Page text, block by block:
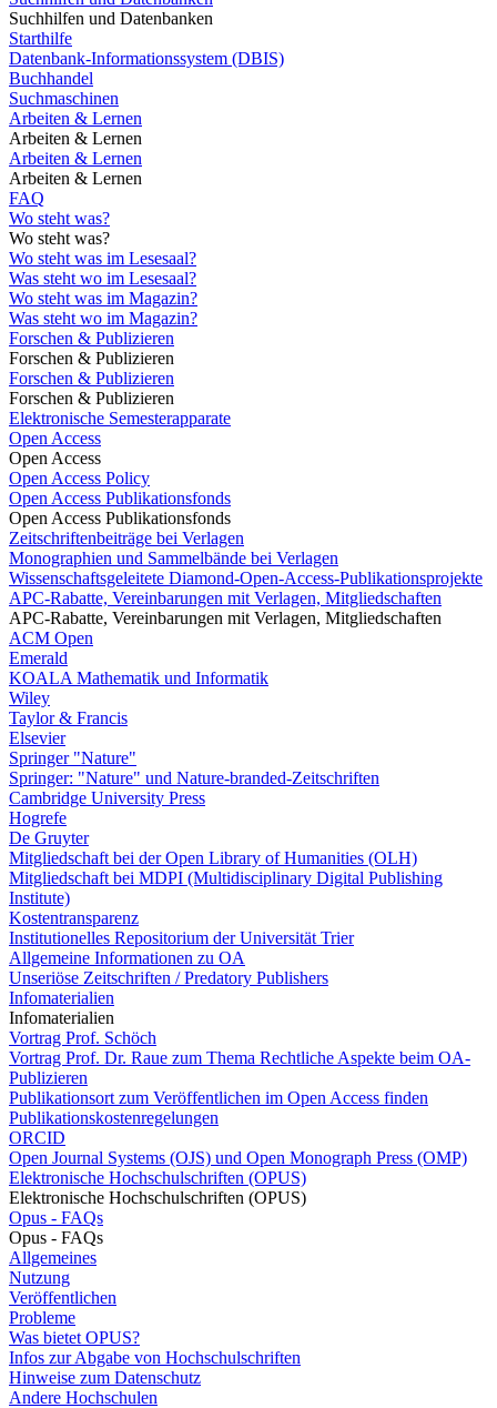
Suchhilfen und Datenbanken
Starthilfe
Datenbank-Informationssystem (DBIS)
Buchhandel
Suchmaschinen
Arbeiten & Lernen
Arbeiten & Lernen
Arbeiten & Lernen
Arbeiten & Lernen
FAQ
Wo steht was?
Wo steht was?
Wo steht was im Lesesaal?
Was steht wo im Lesesaal?
Wo steht was im Magazin?
Was steht wo im Magazin?
Forschen & Publizieren
Forschen & Publizieren
Forschen & Publizieren
Forschen & Publizieren
Elektronische Semesterapparate
Open Access
Open Access
Open Access Policy
Open Access Publikationsfonds
Open Access Publikationsfonds
Zeitschriftenbeiträge bei Verlagen
Monographien und Sammelbände bei Verlagen
Wissenschaftsgeleitete Diamond-Open-Access-Publikationsprojekte
APC-Rabatte, Vereinbarungen mit Verlagen, Mitgliedschaften
APC-Rabatte, Vereinbarungen mit Verlagen, Mitgliedschaften
ACM Open
Emerald
KOALA Mathematik und Informatik
Wiley
Taylor & Francis
Elsevier
Springer "Nature"
Springer: "Nature" und Nature-branded-Zeitschriften
Cambridge University Press
Hogrefe
De Gruyter
Mitgliedschaft bei der Open Library of Humanities (OLH)
Mitgliedschaft bei MDPI (Multidisciplinary Digital Publishing
Institute)
Kostentransparenz
Institutionelles Repositorium der Universität Trier
Allgemeine Informationen zu OA
Unseriöse Zeitschriften / Predatory Publishers
Infomaterialien
Infomaterialien
Vortrag Prof. Schöch
Vortrag Prof. Dr. Raue zum Thema Rechtliche Aspekte beim OA-
Publizieren
Publikationsort zum Veröffentlichen im Open Access finden
Publikationskostenregelungen
ORCID
Open Journal Systems (OJS) und Open Monograph Press (OMP)
Elektronische Hochschulschriften (OPUS)
Elektronische Hochschulschriften (OPUS)
Opus - FAQs
Opus - FAQs
Allgemeines
Nutzung
Veröffentlichen
Probleme
Was bietet OPUS?
Infos zur Abgabe von Hochschulschriften
Hinweise zum Datenschutz
Andere Hochschulen